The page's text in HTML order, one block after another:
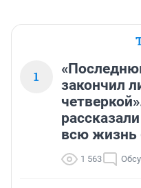
1
закончил
всю жизнь
1 563